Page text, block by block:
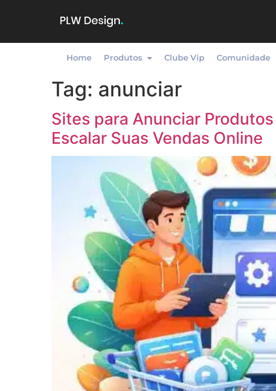
Home Produtos Clube Vip Comunidade
Tag: anunciar
Sites para Anunciar
Escalar Suas Vendas Online